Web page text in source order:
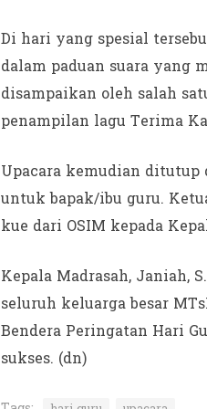
Di hari yang spesial
dalam paduan suara yang
disampaikan oleh salah
penampilan lagu Terima
Upacara kemudian ditutup
untuk bapak/ibu guru.
kue dari OSIM kepada
Kepala Madrasah, Janiah,
seluruh keluarga besar
Bendera Peringatan Hari
sukses. (dn)